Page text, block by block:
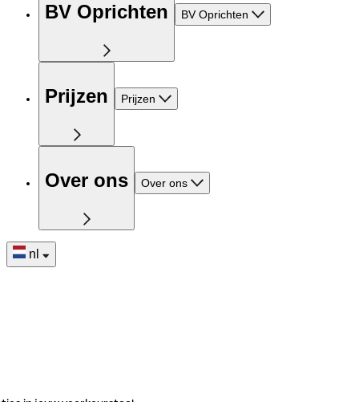
BV Oprichten BV Oprichten
Prijzen Prijzen
Over ons Over ons
nl